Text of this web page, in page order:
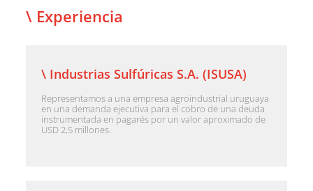
\ Experiencia
\ Industrias Sulfúricas S.A. (ISUSA)
Representamos a una empresa agroindustrial uruguaya
en una demanda ejecutiva para el cobro de una deuda
instrumentada en pagarés por un valor aproximado de
USD 2,5 millones.